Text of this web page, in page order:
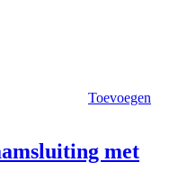
Toevoegen
met